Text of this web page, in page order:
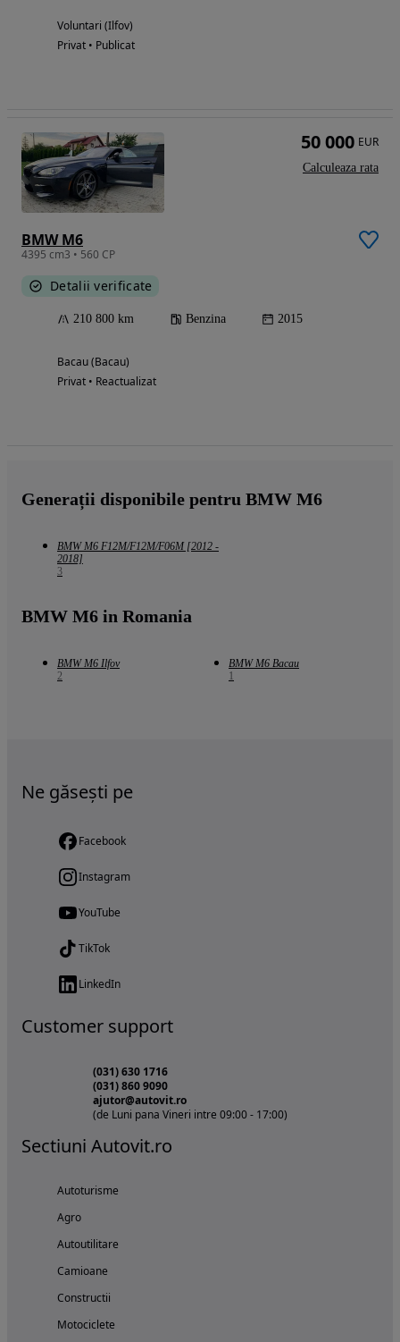
Voluntari (Ilfov)
Privat • Publicat
BMW M6
4395 cm3 • 560 CP
Detalii verificate
210 800 km Benzina 2015
Bacau (Bacau)
Privat • Reactualizat
50 000 EUR
Calculeaza rata
Generații disponibile pentru BMW M6
BMW M6 F12M/F12M/F06M [2012 -
2018]
3
BMW M6 in Romania
BMW M6 Ilfov
2
BMW M6 Bacau
1
Ne găsești pe
Facebook
Instagram
YouTube
TikTok
LinkedIn
Customer support
(031) 630 1716
(031) 860 9090
ajutor@autovit.ro
(de Luni pana Vineri intre 09:00 - 17:00)
Sectiuni Autovit.ro
Autoturisme
Agro
Autoutilitare
Camioane
Constructii
Motociclete